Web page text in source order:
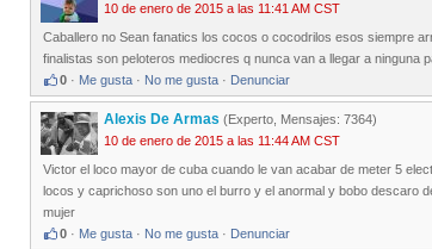
10 de enero de 2015 a las 11:41 AM CST
Caballero no Sean fanatics los cocos o cocodrilos esos siempre
finalistas son peloteros mediocres q nunca van a llegar a ninguna
0 · Me gusta · No me gusta · Denunciar
Alexis De Armas (Experto, Mensajes: 7364)
10 de enero de 2015 a las 11:44 AM CST
Victor el loco mayor de cuba cuando le van acabar de meter 5
locos y caprichoso son uno el burro y el anormal y bobo descaro
mujer
0 · Me gusta · No me gusta · Denunciar